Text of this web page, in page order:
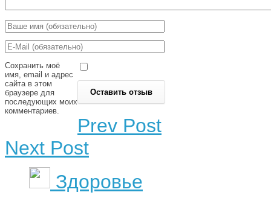
Сохранить моё
имя, email и адрес
сайта в этом
браузере для
последующих моих
комментариев.
Prev Post
Next Post
Здоровье